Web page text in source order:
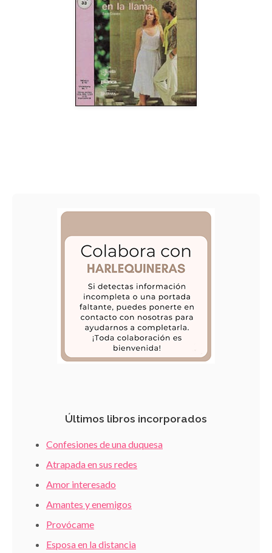
Últimos libros incorporados
Confesiones de una duquesa
Atrapada en sus redes
Amor interesado
Amantes y enemigos
Provócame
Esposa en la distancia